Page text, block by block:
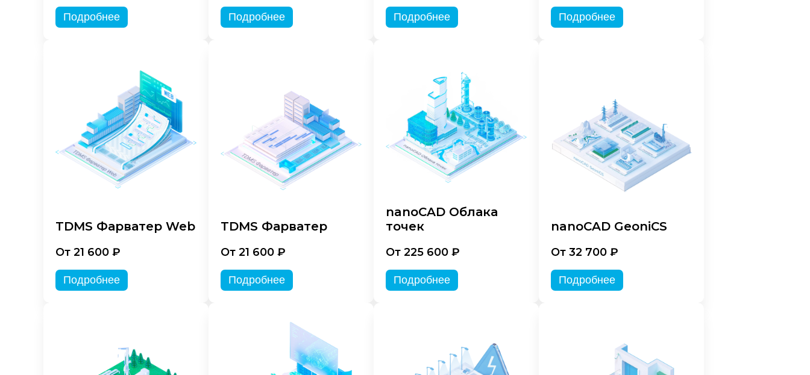
Подробнее Подробнее Подробнее Подробнее
TDMS Фарватер Web
От 21 600 ₽
Подробнее
TDMS Фарватер
От 21 600 ₽
Подробнее
nanoCAD Облака
точек
От 225 600 ₽
Подробнее
nanoCAD GeoniCS
От 32 700 ₽
Подробнее